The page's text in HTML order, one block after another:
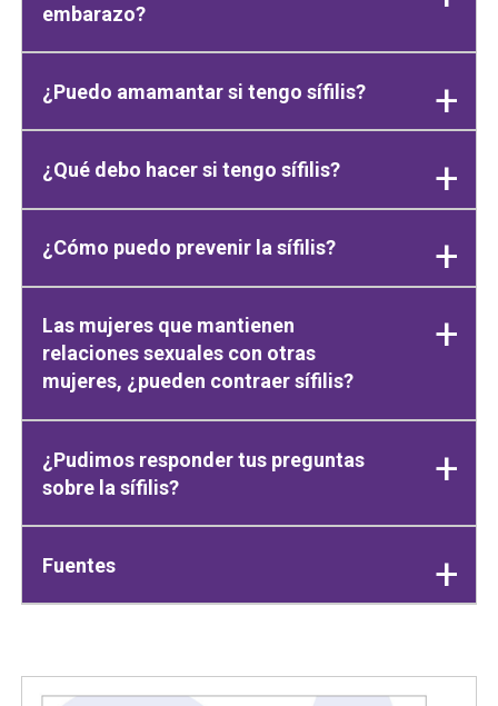
embarazo?
¿Puedo amamantar si tengo sífilis?
¿Qué debo hacer si tengo sífilis?
¿Cómo puedo prevenir la sífilis?
Las mujeres que mantienen
relaciones sexuales con otras
mujeres, ¿pueden contraer sífilis?
¿Pudimos responder tus preguntas
sobre la sífilis?
Fuentes